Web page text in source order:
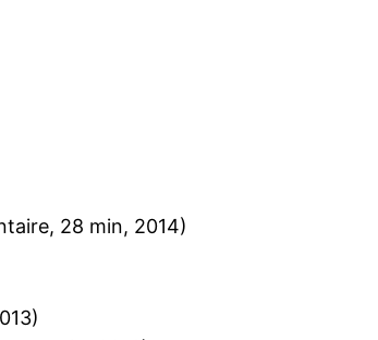
28 min, 2014)